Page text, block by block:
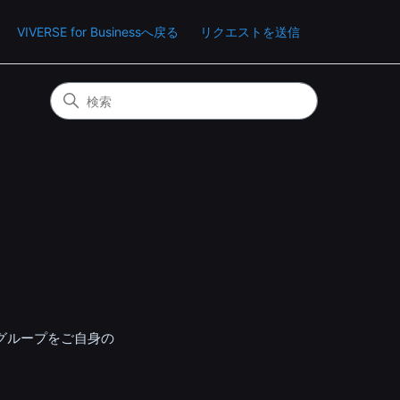
VIVERSE for Businessへ戻る リクエストを送信
ループをご自身の